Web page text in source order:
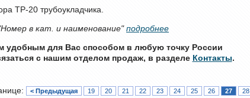
ТР-20 трубоукладчика.
в кат. и наименование"подробнее
удобным для Вас способом в любую точку России
с нашим отделом продаж, в разделе Контакты.
< Предыдущая 19 20 21 22 23 24 25 26 27 28